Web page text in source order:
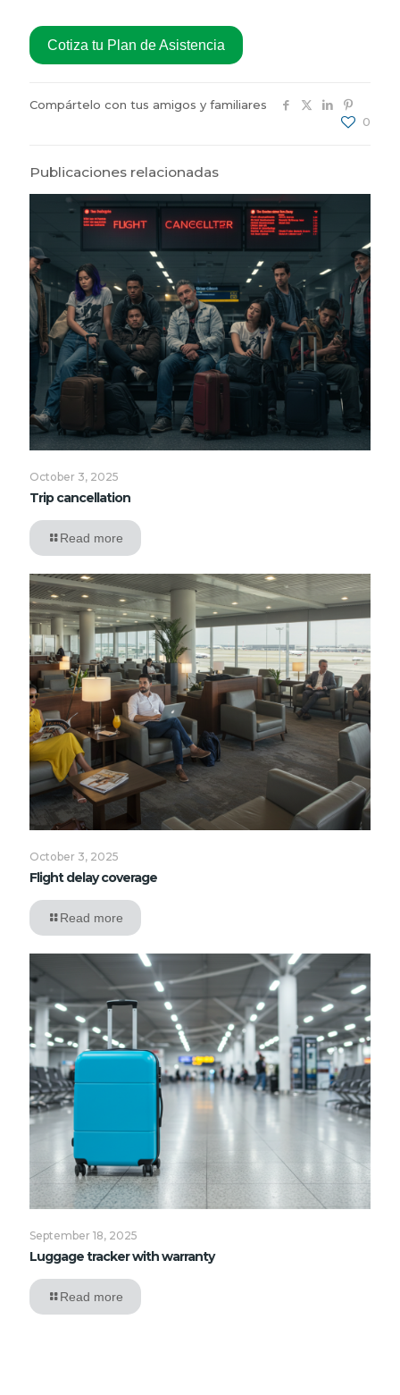
Cotiza tu Plan de Asistencia
Compártelo con tus amigos y familiares
0
Publicaciones relacionadas
October 3, 2025
Trip cancellation
Read more
October 3, 2025
Flight delay coverage
Read more
September 18, 2025
Luggage tracker with warranty
Read more